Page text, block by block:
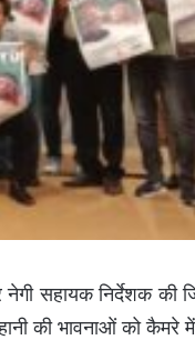
सहायक निर्देशक की
की भावनाओं को कैमरे